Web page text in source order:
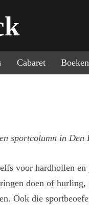
Cabaret
sportcolumn in Den
voor hardhollen
doen of hurling,
Ook die